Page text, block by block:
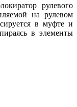
рулевого
на рулевом
в муфте и
в элементы